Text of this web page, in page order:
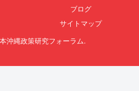
ブログ
サイトマップ
沖縄政策研究フォーラム.